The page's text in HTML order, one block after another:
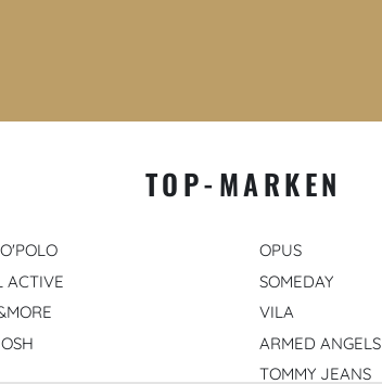
TOP-MARKEN
ACTIVE
OPUS
SOMEDAY
VILA
ARMED ANGELS
TOMMY JEANS